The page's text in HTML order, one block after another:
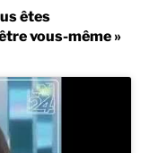
êtes
vous-même »